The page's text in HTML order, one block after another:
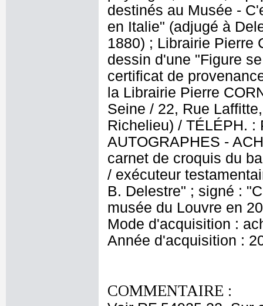
destinés au Musée -
en Italie" (adjugé à
1880) ; Librairie Pierre
dessin d'une "Figure
certificat de
la Librairie Pierre
Seine / 22, Rue
Richelieu) / TÉLÉPH. :
AUTOGRAPHES -
carnet de croquis du
/ exécuteur
B. Delestre" ; signé :
musée du Louvre en
Mode d'acquisition :
Année d'acquisition :
COMMENTAIRE :